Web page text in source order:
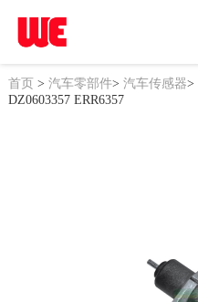
首页> 汽车零部件> 汽车传感器>
DZ0603357 ERR6357